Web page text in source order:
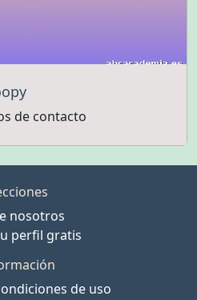
de contacto
nosotros
perfil gratis
de uso